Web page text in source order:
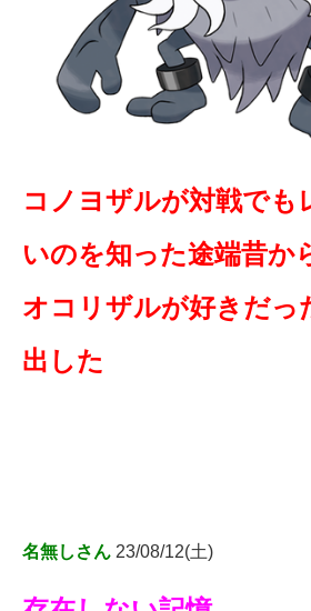
コノヨザルが対戦でも
いのを知った途端昔か
オコリザルが好きだっ
出した
名無しさん 23/08/12(土)